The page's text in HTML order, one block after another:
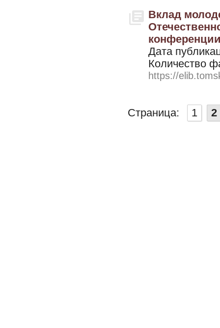
Вклад
Дата
Количество
https://
Страница: 1 2